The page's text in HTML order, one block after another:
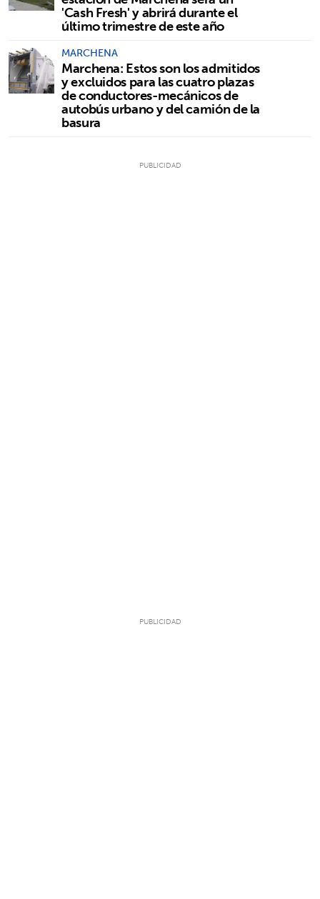
'Cash Fresh' y abrirá durante el
último trimestre de este año
MARCHENA
Marchena: Estos son los admitidos
y excluidos para las cuatro plazas
de conductores-mecánicos de
autobús urbano y del camión de la
basura